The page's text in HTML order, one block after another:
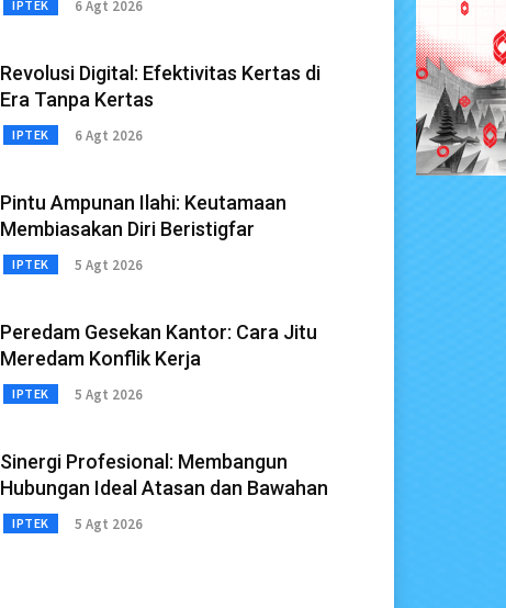
IPTEK 6 Agt 2026
Revolusi Digital: Efektivitas Kertas di
Era Tanpa Kertas
IPTEK 6 Agt 2026
Pintu Ampunan Ilahi: Keutamaan
Membiasakan Diri Beristigfar
IPTEK 5 Agt 2026
Peredam Gesekan Kantor: Cara Jitu
Meredam Konflik Kerja
IPTEK 5 Agt 2026
Sinergi Profesional: Membangun
Hubungan Ideal Atasan dan Bawahan
IPTEK 5 Agt 2026